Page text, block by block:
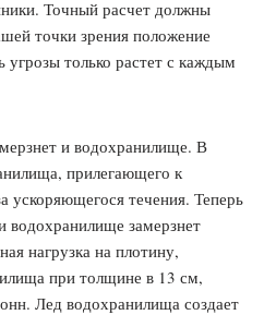
Точный расчет должны
точки зрения положение
только растет с каждым
и водохранилище. В
прилегающего к
ускоряющегося течения. Теперь
водохранилище замерзнет
нагрузка на плотину,
при толщине в 13 см,
Лед водохранилища создает